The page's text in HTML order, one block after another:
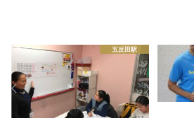
五反田駅